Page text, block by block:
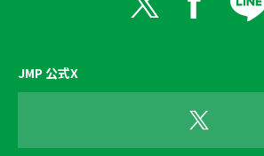
JMP 公式X